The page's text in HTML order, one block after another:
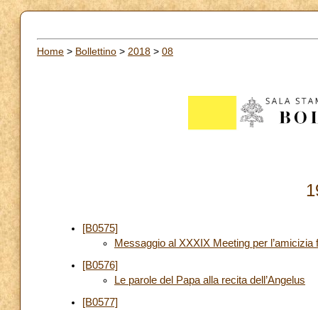
Home > Bollettino > 2018 > 08
[B0575]
Messaggio al XXXIX Meeting per
[B0576]
Le parole del Papa alla recita dell’Angelus
[B0577]